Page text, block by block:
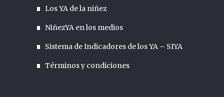
Los YA de la niñez
NiñezYA en los medios
Sistema de Indicadores de los YA – SIYA
Términos y condiciones